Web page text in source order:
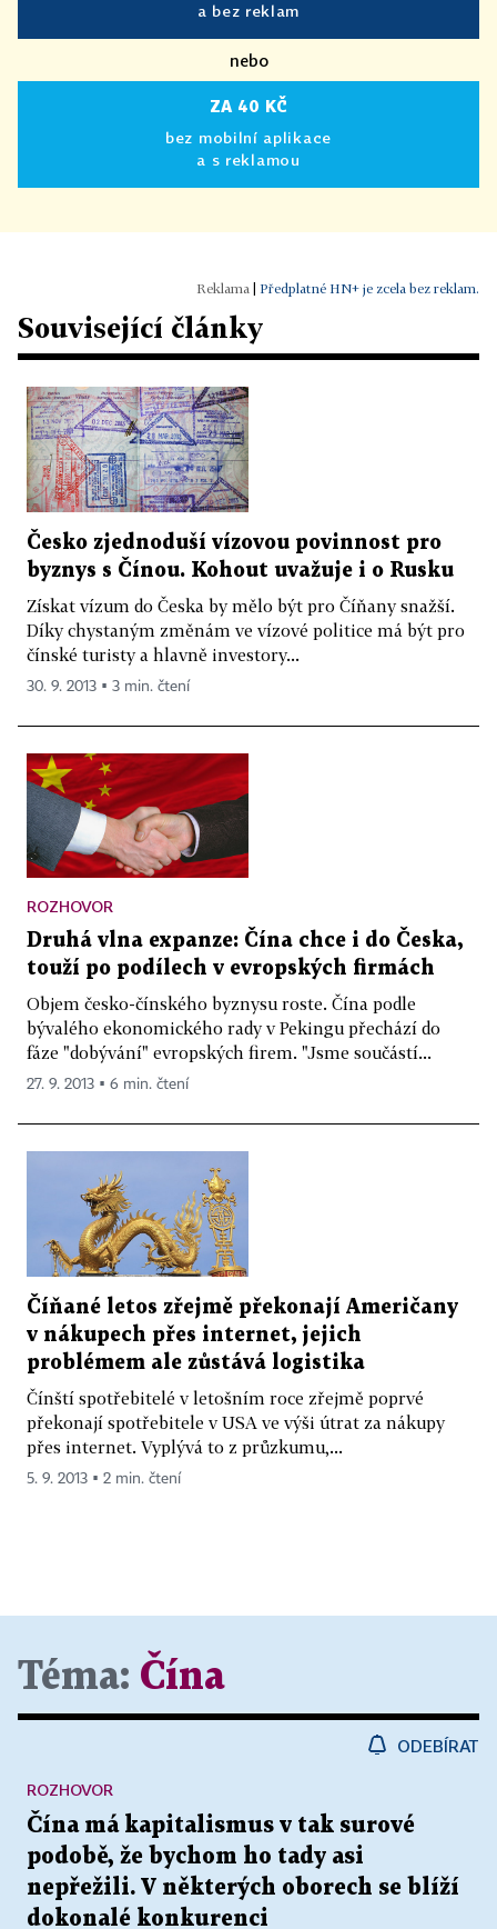
a bez reklam
nebo
ZA 40 KČ
bez mobilní aplikace
a s reklamou
Předplatné HN+ je zcela bez reklam.
Související články
Česko zjednoduší vízovou povinnost pro
byznys s Čínou. Kohout uvažuje i o Rusku
Získat vízum do Česka by mělo být pro Číňany snažší.
Díky chystaným změnám ve vízové politice má být pro
čínské turisty a hlavně investory...
30. 9. 2013 ▪ 3 min. čtení
ROZHOVOR
Druhá vlna expanze: Čína chce i do Česka,
touží po podílech v evropských firmách
Objem česko-čínského byznysu roste. Čína podle
bývalého ekonomického rady v Pekingu přechází do
fáze "dobývání" evropských firem. "Jsme součástí...
27. 9. 2013 ▪ 6 min. čtení
Číňané letos zřejmě překonají Američany
v nákupech přes internet, jejich
problémem ale zůstává logistika
Čínští spotřebitelé v letošním roce zřejmě poprvé
překonají spotřebitele v USA ve výši útrat za nákupy
přes internet. Vyplývá to z průzkumu,...
5. 9. 2013 ▪ 2 min. čtení
Téma: Čína
ODEBÍRAT
Čína má kapitalismus v tak surové
podobě, že bychom ho tady asi
nepřežili. V některých oborech se blíží
dokonalé konkurenci
ROZHOVOR